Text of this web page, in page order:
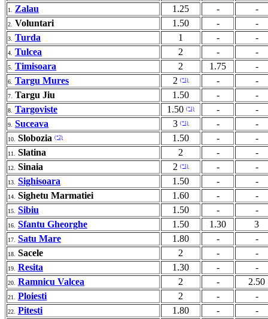
1. Zalau 1.25 - -
2. Voluntari 1.50 - -
3. Turda 1 - -
4. Tulcea 2 - -
5. Timisoara 2 1.75 -
6. Targu Mures 2 (*1) - -
7. Targu Jiu 1.50 - -
8. Targoviste 1.50 (*1) - -
9. Suceava 3 (*1) - -
10. Slobozia (*2) 1.50 - -
11. Slatina 2 - -
12. Sinaia 2 (*1) - -
13. Sighisoara 1.50 - -
14. Sighetu Marmatiei 1.60 - -
15. Sibiu 1.50 - -
16. Sfantu Gheorghe 1.50 1.30 3
17. Satu Mare 1.80 - -
18. Sacele 2 - -
19. Resita 1.30 - -
20. Ramnicu Valcea 2 - 2.50
21. Ploiesti 2 - -
22. Pitesti 1.80 - -